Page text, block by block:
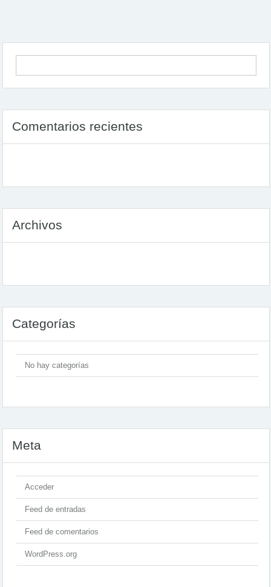
Comentarios recientes
Archivos
Categorías
No hay categorías
Meta
Acceder
Feed de entradas
Feed de comentarios
WordPress.org